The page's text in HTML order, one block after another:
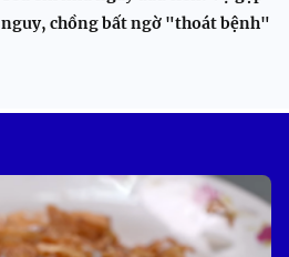
nguy, chồng bất ngờ "thoát bệnh"